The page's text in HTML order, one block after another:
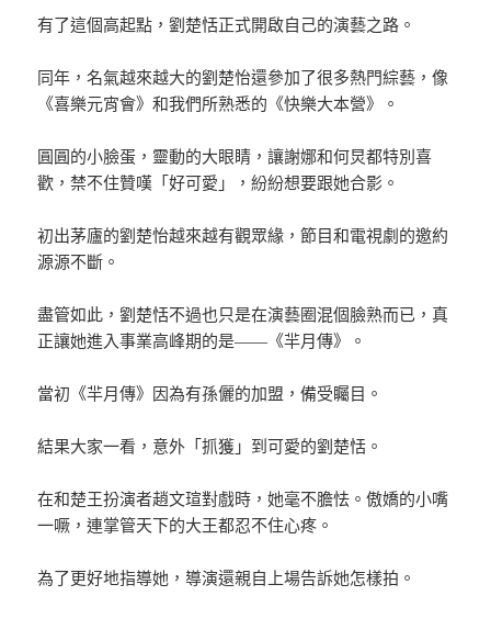
有了這個高起點，劉楚恬正式開啟自己的演藝之路。
同年，名氣越來越大的劉楚怡還參加了很多熱門綜藝，像
《喜樂元宵會》和我們所熟悉的《快樂大本營》。
圓圓的小臉蛋，靈動的大眼睛，讓謝娜和何炅都特別喜
歡，禁不住贊嘆「好可愛」，紛紛想要跟她合影。
初出茅廬的劉楚怡越來越有觀眾緣，節目和電視劇的邀約
源源不斷。
盡管如此，劉楚恬不過也只是在演藝圈混個臉熟而已，真
正讓她進入事業高峰期的是——《羋月傳》。
當初《羋月傳》因為有孫儷的加盟，備受矚目。
結果大家一看，意外「抓獲」到可愛的劉楚恬。
在和楚王扮演者趙文瑄對戲時，她毫不膽怯。傲嬌的小嘴
一噘，連掌管天下的大王都忍不住心疼。
為了更好地指導她，導演還親自上場告訴她怎樣拍。